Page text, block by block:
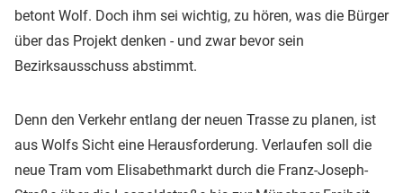
betont Wolf. Doch ihm sei wichtig, zu hören, was die Bürger
über das Projekt denken - und zwar bevor sein
Bezirksausschuss abstimmt.
Denn den Verkehr entlang der neuen Trasse zu planen, ist
aus Wolfs Sicht eine Herausforderung. Verlaufen soll die
neue Tram vom Elisabethmarkt durch die Franz-Joseph-